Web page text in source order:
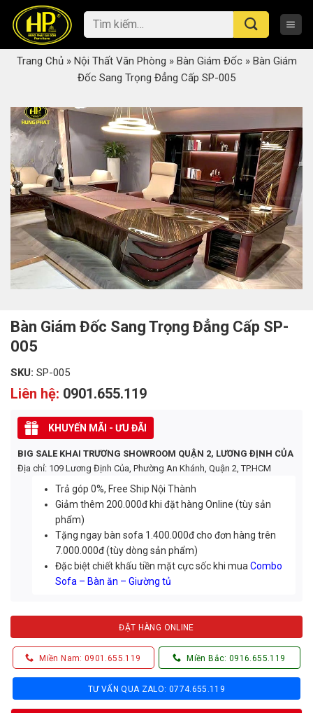
content
Tìm
kiếm:
Trang Chủ» Nội Thất Văn Phòng » Bàn Giám Đốc» Bàn Giám
Đốc Sang Trọng Đẳng Cấp SP-005
Bàn Giám Đốc Sang Trọng Đẳng Cấp SP-
005
SKU: SP-005
Liên hệ: 0901.655.119
KHUYẾN MÃI - ƯU ĐÃI
BIG SALE KHAI TRƯƠNG SHOWROOM QUẬN 2, LƯƠNG ĐỊNH CỦA
Địa chỉ: 109 Lương Định Của, Phường An Khánh, Quận 2, TP.HCM
Trả góp 0%, Free Ship Nội Thành
Giảm thêm 200.000đ khi đặt hàng Online (tùy sản
phẩm)
Tặng ngay bàn sofa 1.400.000đ cho đơn hàng trên
7.000.000đ (tùy dòng sản phẩm)
Đặc biệt chiết khấu tiền mặt cực sốc khi muaCombo
Sofa – Bàn ăn – Giường tủ
ĐẶT HÀNG ONLINE
Miền Nam: 0901.655.119 Miền Bắc: 0916.655.119
TƯ VẤN QUA ZALO: 0774.655.119